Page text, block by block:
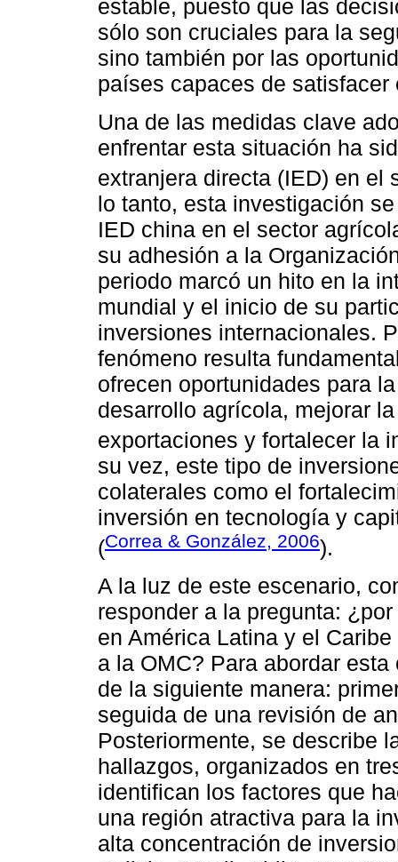
estable, puesto que las
sólo son cruciales para la
sino también por las
países capaces de
Una de las medidas clave
enfrentar esta situación ha
extranjera directa (IED) en el
lo tanto, esta investigación
IED china en el sector
su adhesión a la
periodo marcó un hito en la
mundial y el inicio de su
inversiones internacionales.
fenómeno resulta
ofrecen oportunidades para
desarrollo agrícola, mejorar
exportaciones y fortalecer la
su vez, este tipo de
colaterales como el
inversión en tecnología y
(Correa & González, 2006).
A la luz de este escenario,
responder a la pregunta:
en América Latina y el
a la OMC? Para abordar
de la siguiente manera:
seguida de una revisión de
Posteriormente, se describe
hallazgos, organizados en
identifican los factores que
una región atractiva para la
alta concentración de